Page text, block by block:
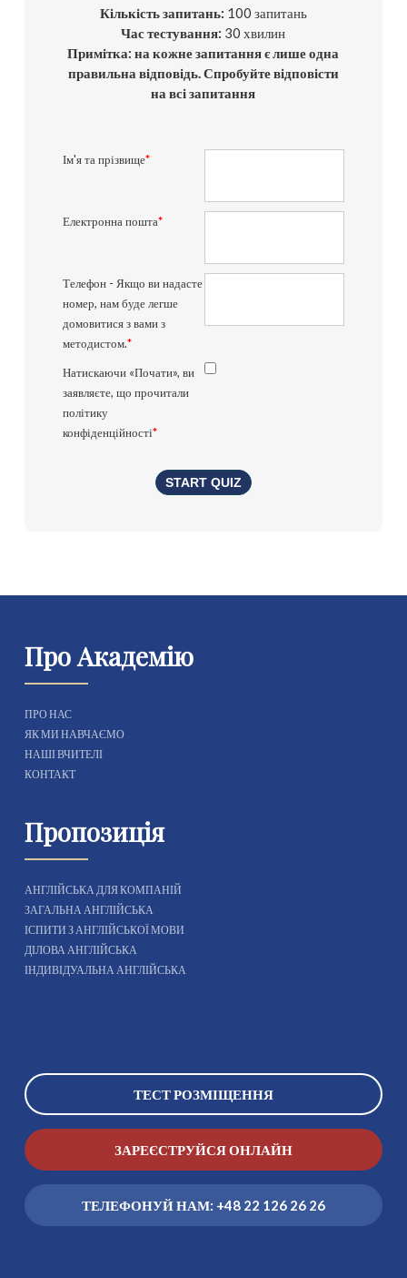
Кількість запитань: 100 запитань
Час тестування: 30 хвилин
Примітка: на кожне запитання є лише одна
правильна відповідь. Спробуйте відповісти
на всі запитання
Ім'я та прізвище*
Електронна пошта*
Телефон - Якщо ви надасте
номер, нам буде легше
домовитися з вами з
методистом.*
Натискаючи «Почати», ви
заявляєте, що прочитали
політику
конфіденційності*
Про Академію
ПРО НАС
ЯК МИ НАВЧАЄМО
НАШІ ВЧИТЕЛІ
КОНТАКТ
Пропозиція
АНГЛІЙСЬКА ДЛЯ КОМПАНІЙ
ЗАГАЛЬНА АНГЛІЙСЬКА
ІСПИТИ З АНГЛІЙСЬКОЇ МОВИ
ДІЛОВА АНГЛІЙСЬКА
ІНДИВІДУАЛЬНА АНГЛІЙСЬКА
ТЕСТ РОЗМІЩЕННЯ
ЗАРЕЄСТРУЙСЯ ОНЛАЙН
ТЕЛЕФОНУЙ НАМ: +48 22 126 26 26